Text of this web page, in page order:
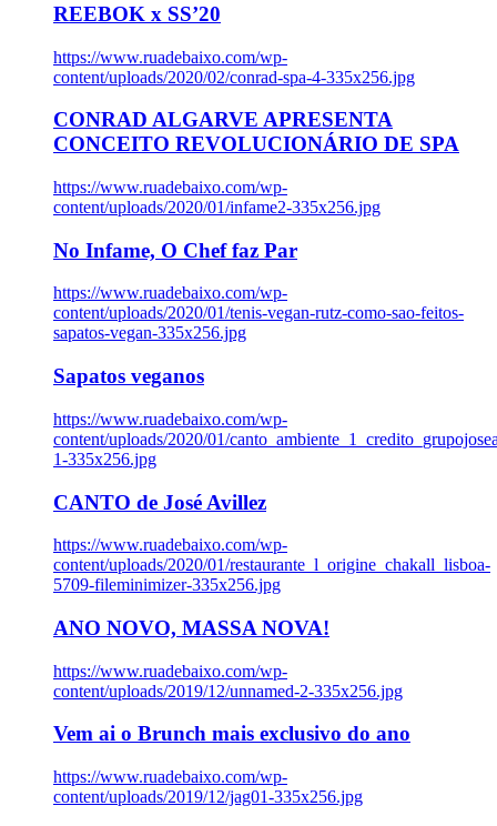
REEBOK x SS’20
https://www.ruadebaixo.com/wp-
content/uploads/2020/02/conrad-spa-4-335x256.jpg
CONRAD ALGARVE APRESENTA
CONCEITO REVOLUCIONÁRIO DE SPA
https://www.ruadebaixo.com/wp-
content/uploads/2020/01/infame2-335x256.jpg
No Infame, O Chef faz Par
https://www.ruadebaixo.com/wp-
content/uploads/2020/01/tenis-vegan-rutz-como-sao-feitos-
sapatos-vegan-335x256.jpg
Sapatos veganos
https://www.ruadebaixo.com/wp-
content/uploads/2020/01/
1-335x256.jpg
CANTO de José Avillez
https://www.ruadebaixo.com/wp-
content/uploads/2020/01/restaurante_l_origine_chakall_lisboa-
5709-fileminimizer-335x256.jpg
ANO NOVO, MASSA NOVA!
https://www.ruadebaixo.com/wp-
content/uploads/2019/12/unnamed-2-335x256.jpg
Vem ai o Brunch mais exclusivo do ano
https://www.ruadebaixo.com/wp-
content/uploads/2019/12/jag01-335x256.jpg